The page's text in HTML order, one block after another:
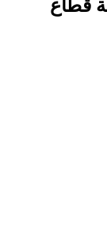
قطاع